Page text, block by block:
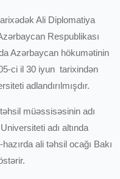
Ali Diplomatiya
Respublikası
Azərbaycan hökumətinin
ci il 30 iyun tarixindən
adlandırılmışdır.
müəssisəsinin adı
adı altında
ali təhsil ocağı Bakı